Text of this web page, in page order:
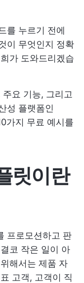
를 누르기 전에
이 무엇인지 정확
가 도와드리겠습
요 기능, 그리고
성 플랫폼인
가지 무료 예시를
릿이란
프로모션하고 판
코 작은 일이 아
해서는 제품 자
고객, 고객이 직